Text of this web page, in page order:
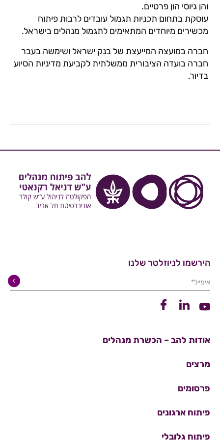
והן גיוסי הון פרטיים.
עוסקת בתחום תכניות תגמול עובדים לרבות פיתוח
מכשירים מיוחדים המתאימים לתגמול מנהלים בישראל.
חברה במועצה המייעצת של בנק ישראל ושימשה בעבר
חברה בועדה הציבורית ממשלתית לקביעת מדיניות הסיוע
בדיור.
הירשמו לניוזלטר שלנו
אימייל*
קישור ליוטיובקישור ללינקדיןקישור לפייסבוק
אודות להב – הכשרת מנהלים
מרצים
פרסומים
פיתוח ארגונים
פיתוח גלובלי